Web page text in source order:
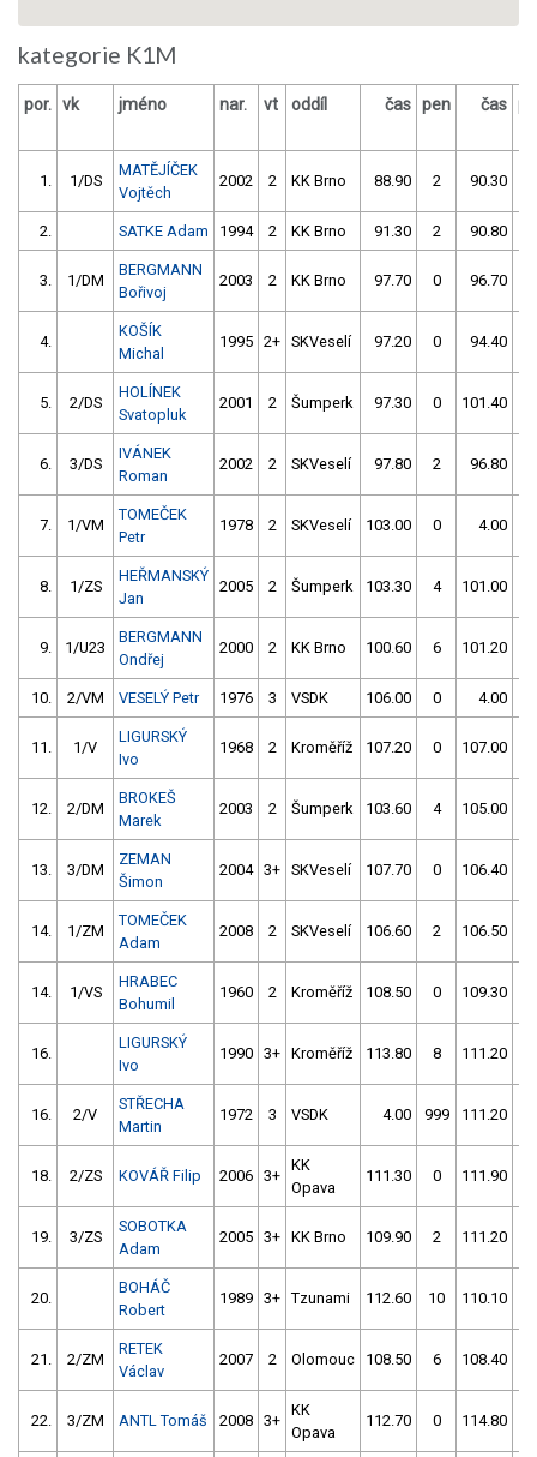
kategorie K1M
por. vk jméno nar. vt oddíl čas pen čas
1. 1/DS
MATĚJÍČEK
Vojtěch
2002 2 KK Brno 88.90 2 90.30
2. SATKE Adam 1994 2 KK Brno 91.30 2 90.80
3. 1/DM
BERGMANN
Bořivoj
2003 2 KK Brno 97.70 0 96.70
4.
KOŠÍK
Michal
1995 2+ SKVeselí 97.20 0 94.40
5. 2/DS
HOLÍNEK
Svatopluk
2001 2 Šumperk 97.30 0 101.40
6. 3/DS
IVÁNEK
Roman
2002 2 SKVeselí 97.80 2 96.80
7. 1/VM
TOMEČEK
Petr
1978 2 SKVeselí 103.00 0 4.00
8. 1/ZS
HEŘMANSKÝ
Jan
2005 2 Šumperk 103.30 4 101.00
9. 1/U23
BERGMANN
Ondřej
2000 2 KK Brno 100.60 6 101.20
10. 2/VM VESELÝ Petr 1976 3 VSDK 106.00 0 4.00
11. 1/V
LIGURSKÝ
Ivo
1968 2 Kroměříž 107.20 0 107.00
12. 2/DM
BROKEŠ
Marek
2003 2 Šumperk 103.60 4 105.00
13. 3/DM
ZEMAN
Šimon
2004 3+ SKVeselí 107.70 0 106.40
14. 1/ZM
TOMEČEK
Adam
2008 2 SKVeselí 106.60 2 106.50
14. 1/VS
HRABEC
Bohumil
1960 2 Kroměříž 108.50 0 109.30
16.
LIGURSKÝ
Ivo
1990 3+ Kroměříž 113.80 8 111.20
16. 2/V
STŘECHA
Martin
1972 3 VSDK 4.00 999 111.20
18. 2/ZS KOVÁŘ Filip 2006 3+
KK
Opava
111.30 0 111.90
19. 3/ZS
SOBOTKA
Adam
2005 3+ KK Brno 109.90 2 111.20
20.
BOHÁČ
Robert
1989 3+ Tzunami 112.60 10 110.10
21. 2/ZM
RETEK
Václav
2007 2 Olomouc 108.50 6 108.40
22. 3/ZM ANTL Tomáš 2008 3+
KK
Opava
112.70 0 114.80